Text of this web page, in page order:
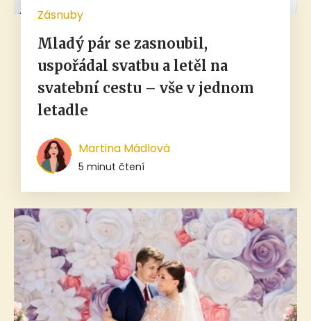
Zásnuby
Mladý pár se zasnoubil,
uspořádal svatbu a letěl na
svatební cestu – vše v jednom
letadle
Martina Mádlová
5 minut čtení